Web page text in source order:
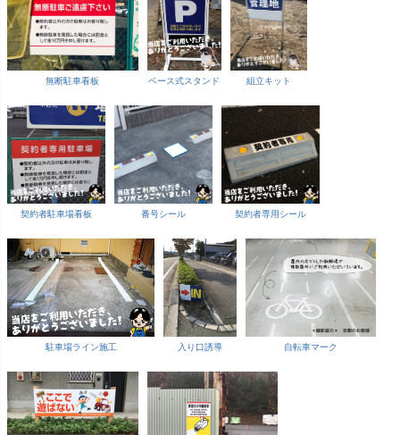
無断駐車看板 ベース式スタンド 組立キット
契約者駐車場看板 番号シール 契約者専用シール
駐車場ライン施工 入り口誘導 自転車マーク